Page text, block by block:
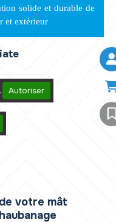
solide et durable de
et extérieur
Autoriser
votre mât